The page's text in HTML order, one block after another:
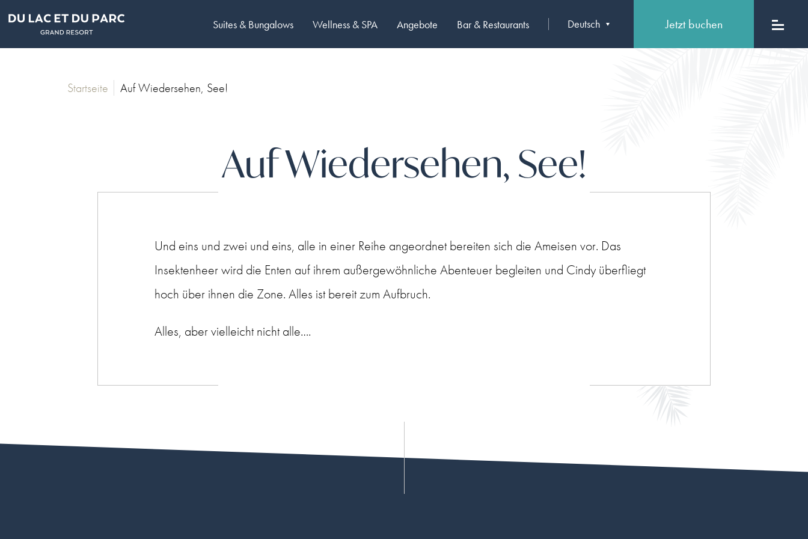
Suites & Bungalows Wellness & SPA Angebote Bar & Restaurants Deutsch Jetzt buchen
Startseite Auf Wiedersehen, See!
Auf Wiedersehen, See!
Und eins und zwei und eins, alle in einer Reihe angeordnet bereiten sich die Ameisen vor. Das
Insektenheer wird die Enten auf ihrem außergewöhnliche Abenteuer begleiten und Cindy überfliegt
hoch über ihnen die Zone. Alles ist bereit zum Aufbruch.
Alles, aber vielleicht nicht alle….